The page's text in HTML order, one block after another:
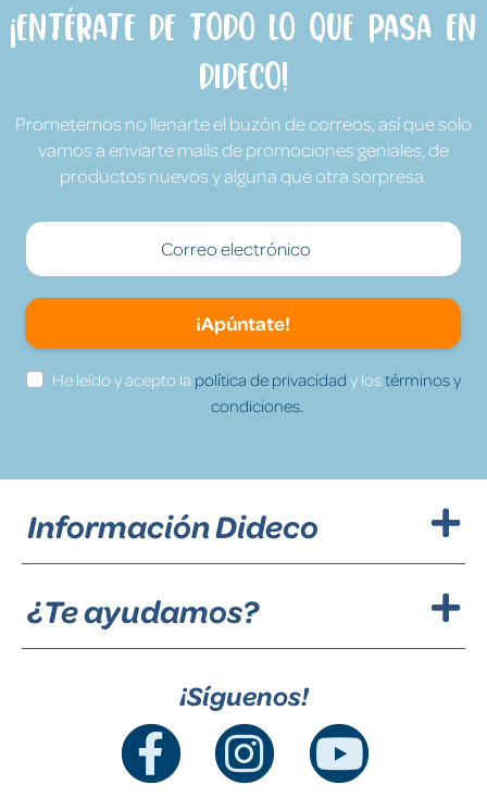
¡Entérate de todo lo que pasa en
Dideco!
Prometemos no llenarte el buzón de correos, así que solo
vamos a enviarte mails de promociones geniales, de
productos nuevos y alguna que otra sorpresa.
¡Apúntate!
He leído y acepto la política de privacidad y lostérminos y
condiciones.
Información Dideco
¿Te ayudamos?
¡Síguenos!